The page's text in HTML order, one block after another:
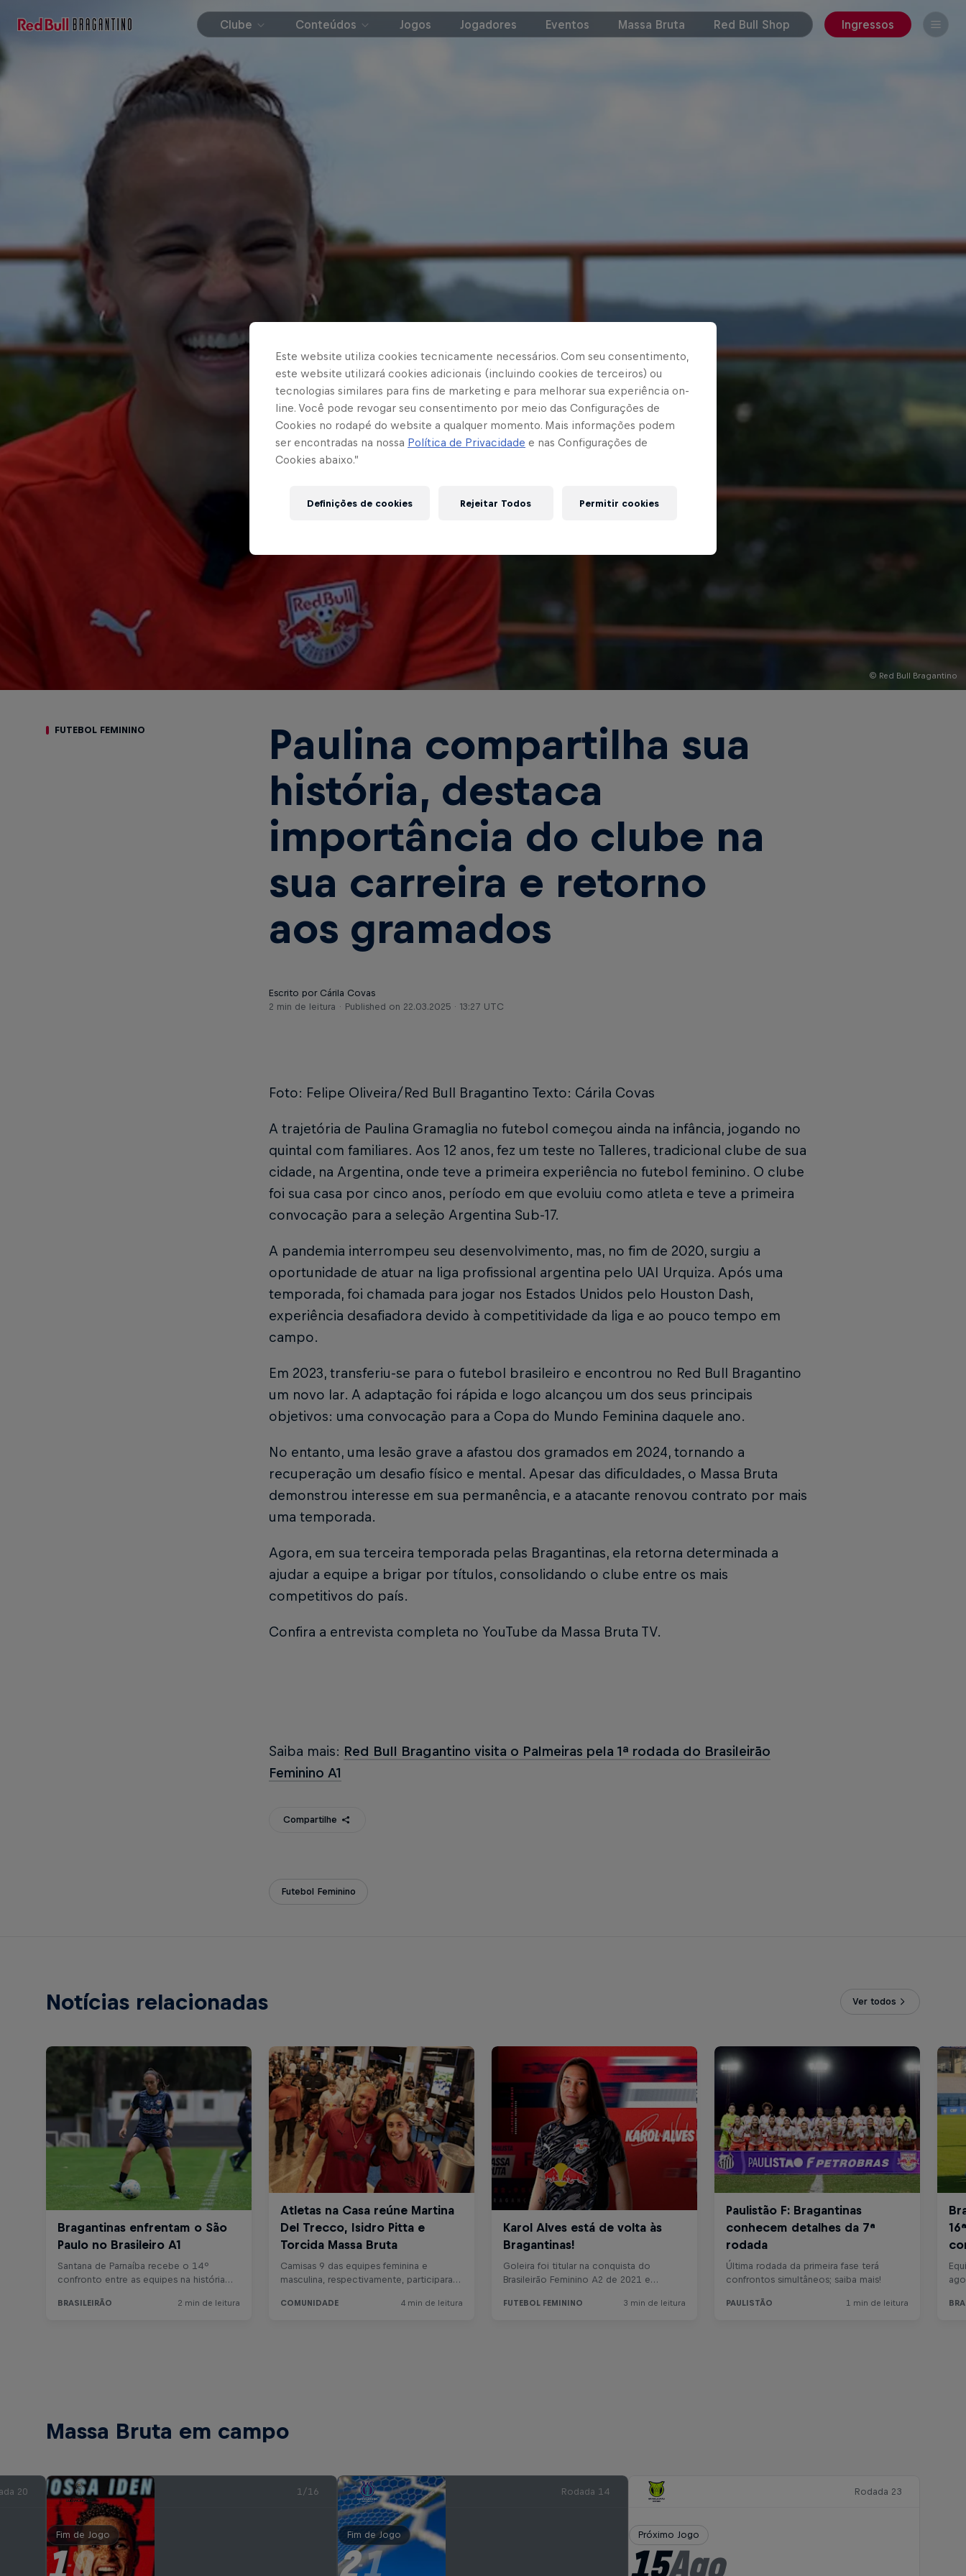
Clube Conteúdos Jogos Jogadores Eventos Massa Bruta Red Bull Shop Ingressos
© Red Bull Bragantino
FUTEBOL FEMININO
Paulina compartilha sua
história, destaca
importância do clube na
sua carreira e retorno
aos gramados
Escrito por Cárila Covas
2 min de leitura
Published on 22.03.2025 · 13:27 UTC
Foto: Felipe Oliveira/Red Bull Bragantino Texto: Cárila Covas
A trajetória de Paulina Gramaglia no futebol começou ainda na infância, jogando no
quintal com familiares. Aos 12 anos, fez um teste no Talleres, tradicional clube de sua
cidade, na Argentina, onde teve a primeira experiência no futebol feminino. O clube
foi sua casa por cinco anos, período em que evoluiu como atleta e teve a primeira
convocação para a seleção Argentina Sub-17.
A pandemia interrompeu seu desenvolvimento, mas, no fim de 2020, surgiu a
oportunidade de atuar na liga profissional argentina pelo UAI Urquiza. Após uma
temporada, foi chamada para jogar nos Estados Unidos pelo Houston Dash,
experiência desafiadora devido à competitividade da liga e ao pouco tempo em
campo.
Em 2023, transferiu-se para o futebol brasileiro e encontrou no Red Bull Bragantino
um novo lar. A adaptação foi rápida e logo alcançou um dos seus principais
objetivos: uma convocação para a Copa do Mundo Feminina daquele ano.
No entanto, uma lesão grave a afastou dos gramados em 2024, tornando a
recuperação um desafio físico e mental. Apesar das dificuldades, o Massa Bruta
demonstrou interesse em sua permanência, e a atacante renovou contrato por mais
uma temporada.
Agora, em sua terceira temporada pelas Bragantinas, ela retorna determinada a
ajudar a equipe a brigar por títulos, consolidando o clube entre os mais
competitivos do país.
Confira a entrevista completa no YouTube da Massa Bruta TV.
Saiba mais: Red Bull Bragantino visita o Palmeiras pela 1ª rodada do Brasileirão
Feminino A1
Compartilhe
Futebol Feminino
Notícias relacionadas Ver todos
Massa Bruta em campo
20 1/16
Fim de Jogo
1-0
Rodada 14
Fim de Jogo
2-1
Rodada 23
Próximo Jogo
15Ago
Este website utiliza cookies tecnicamente necessários. Com seu consentimento,
este website utilizará cookies adicionais (incluindo cookies de terceiros) ou
tecnologias similares para fins de marketing e para melhorar sua experiência on-
line. Você pode revogar seu consentimento por meio das Configurações de
Cookies no rodapé do website a qualquer momento. Mais informações podem
ser encontradas na nossa Política de Privacidade e nas Configurações de
Cookies abaixo.”
Definições de cookies Rejeitar Todos Permitir cookies